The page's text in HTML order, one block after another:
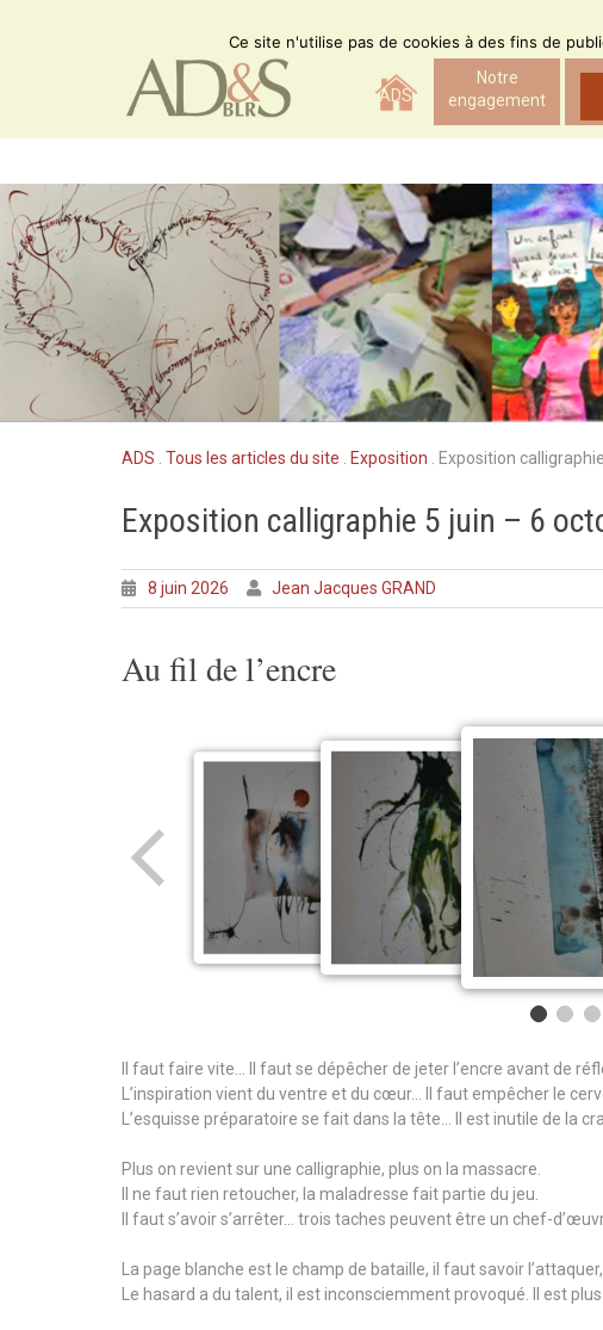
ADS
Notre
engagement
ADS Tous les articles du site Exposition Exposition
Exposition calligraphie 5 juin – 6
8 juin 2026 Jean Jacques GRAND
Au fil de l’encre
Il faut faire vite… Il faut se dépêcher de jeter l’encre avant de
L’inspiration vient du ventre et du cœur… Il faut empêcher le
L’esquisse préparatoire se fait dans la tête… Il est inutile de la
Plus on revient sur une calligraphie, plus on la massacre.
Il ne faut rien retoucher, la maladresse fait partie du jeu.
Il faut s’avoir s’arrêter… trois taches peuvent être un chef-
La page blanche est le champ de bataille, il faut savoir
Le hasard a du talent, il est inconsciemment provoqué. Il est
Ce site n'utilise pas de cookies à des fins de